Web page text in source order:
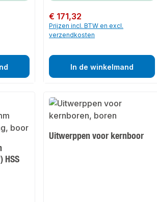
Normale prijs:
€ 171,32
Prijzen incl. BTW en excl.
verzendkosten
In de winkelmand
HSS
Uitwerppen voor kernboor